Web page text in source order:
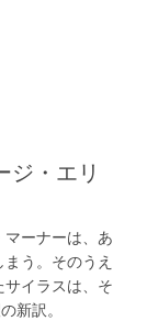
ジ・エリ
ーナーは、あ
う。そのうえ
イラスは、そ
新訳。